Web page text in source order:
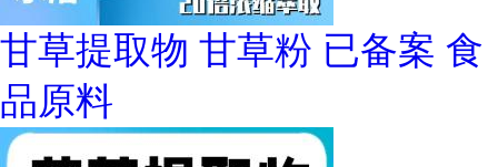
甘草提取物 甘草粉 已备案 食
品原料